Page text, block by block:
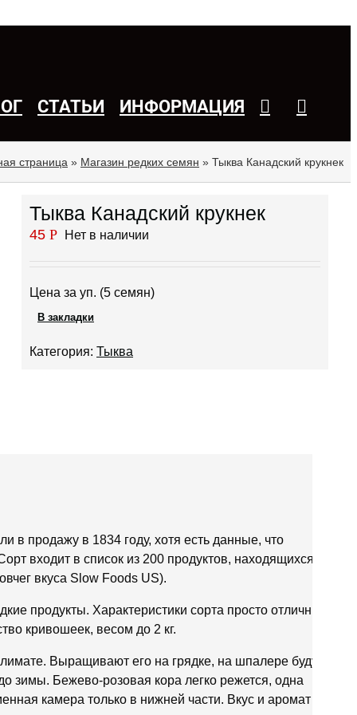
СТАТЬИ ИНФОРМАЦИЯ
страница » Магазин редких семян » Тыква Канадский крукнек
Тыква Канадский крукнек
45Р Нет в наличии
Цена за уп. (5 семян)
В закладки
Категория:Тыква
в продажу в 1834 году, хотя есть данные, что
входит в список из 200 продуктов, находящихся под
вкуса Slow Foods US).
продукты. Характеристики сорта просто отличные,
кривошеек, весом до 2 кг.
Выращивают его на грядке, на шпалере будут
зимы. Бежево-розовая кора легко режется, одна
камера только в нижней части. Вкус и аромат